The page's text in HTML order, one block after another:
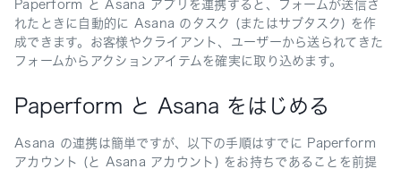
Paperform と Asana アプリを連携すると、フォームが送信さ
れたときに自動的に Asana のタスク (またはサブタスク) を作
成できます。お客様やクライアント、ユーザーから送られてきた
フォームからアクションアイテムを確実に取り込めます。
Paperform と Asana をはじめる
Asana の連携は簡単ですが、以下の手順はすでに Paperform
アカウント (と Asana アカウント) をお持ちであることを前提